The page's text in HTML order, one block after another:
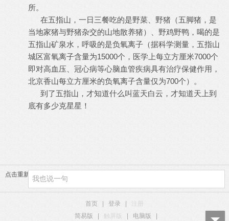
所。
在五指山，一日三餐吃的是野菜、野猪（五脚猪，是
当地家猪与野猪杂交的山地散养猪）、野鸡野鸭，喝的是
五指山矿泉水，呼吸的是负氧离子（据科学测量，五指山
城区富氧离子含量为15000个，医学上每立方厘米7000个
即对高血压、冠心病等心脑血管疾病具有治疗保健作用，
北京香山每立方厘米的负氧离子含量仅为700个）。
到了五指山，才知道什么叫蓝天白云，才知道天上到
底有多少克星星！
点击重新加载
首页 登录
简易版
触屏版 电脑版